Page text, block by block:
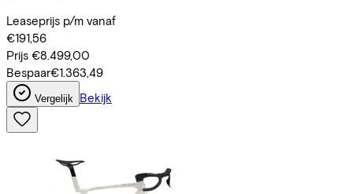
Leaseprijs p/m vanaf
€191,56
Prijs €8.499,00
Bespaar€1.363,49
Vergelijk Bekijk